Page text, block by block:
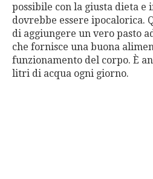
possibile con la giusta dieta e
dovrebbe essere ipocalorica.
di aggiungere un vero pasto
che fornisce una buona
funzionamento del corpo. È
litri di acqua ogni giorno.